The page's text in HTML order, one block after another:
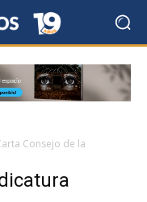
Consejo de la